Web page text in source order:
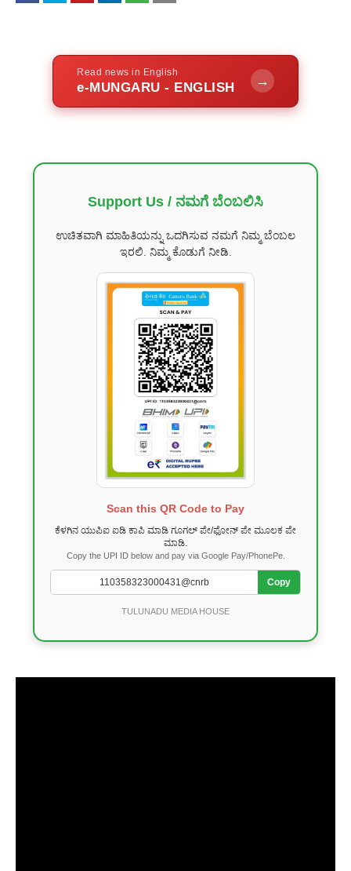
Read news in English
e-MUNGARU - ENGLISH →
Support Us / ನಮಗೆ ಬೆಂಬಲಿಸಿ
ಉಚಿತವಾಗಿ ಮಾಹಿತಿಯನ್ನು ಒದಗಿಸುವ ನಮಗೆ ನಿಮ್ಮ ಬೆಂಬಲ
ಇರಲಿ. ನಿಮ್ಮ ಕೊಡುಗೆ ನೀಡಿ.
Scan this QR Code to Pay
ಕೆಳಗಿನ ಯುಪಿಐ ಐಡಿ ಕಾಪಿ ಮಾಡಿ ಗೂಗಲ್ ಪೇ/ಫೋನ್ ಪೇ ಮೂಲಕ ಪೇ
ಮಾಡಿ.
Copy the UPI ID below and pay via Google Pay/PhonePe.
Copy
TULUNADU MEDIA HOUSE